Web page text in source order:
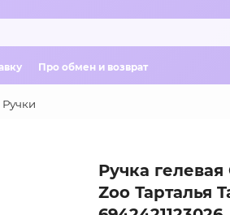
Про обмен и возврат
Ручки
Ручка
Zoo Тарталья